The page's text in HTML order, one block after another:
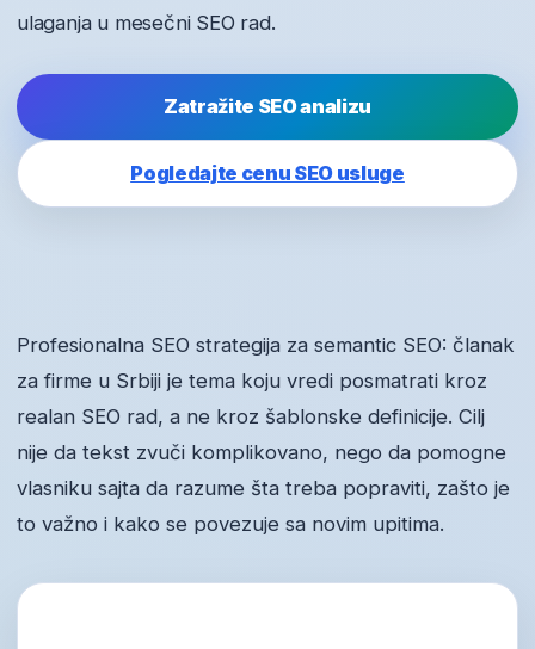
ulaganja u mesečni SEO rad.
Zatražite SEO analizu
Pogledajte cenu SEO usluge
Profesionalna SEO strategija za semantic SEO: članak
za firme u Srbiji je tema koju vredi posmatrati kroz
realan SEO rad, a ne kroz šablonske definicije. Cilj
nije da tekst zvuči komplikovano, nego da pomogne
vlasniku sajta da razume šta treba popraviti, zašto je
to važno i kako se povezuje sa novim upitima.